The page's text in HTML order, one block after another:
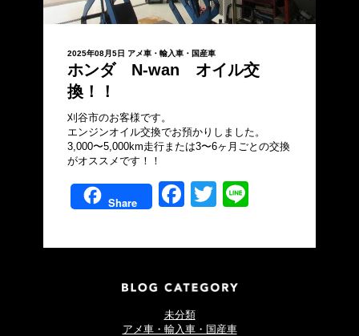
2025年08月5日 アメ車・輸入車・国産車
ホンダ N-wan オイル交
換！！
刈谷市のお客様です。
エンジンオイル交換でお預かりしました。
3,000〜5,000km走行または3〜6ヶ月ごとの交換
がオススメです！！
Share
FacebookTwitter
未分類
アメ車・輸入車・国産車